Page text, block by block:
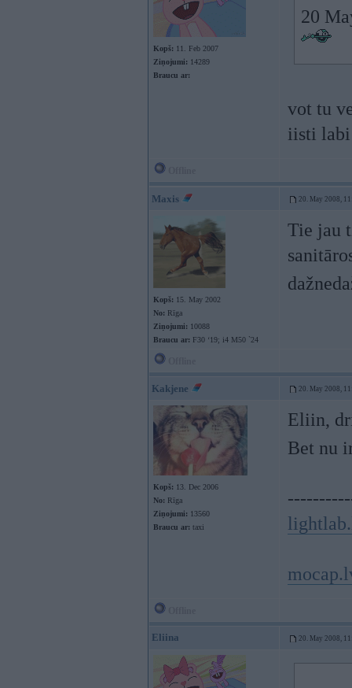
Kopš: 11. Feb 2007
Ziņojumi: 14289
Braucu ar:
20
vot tu
iisti
Maxis 20. May 2008,
Kopš: 15. May 2002
No: Rīga
Ziņojumi: 10088
Braucu ar: F30 ‘19; i4 M50 `24
Tie jau
Kakjene 20. May 2008,
Kopš: 13. Dec 2006
No: Rīga
Ziņojumi: 13560
Braucu ar: taxi
Eliin,
Bet nu
Eliina 20. May 2008,